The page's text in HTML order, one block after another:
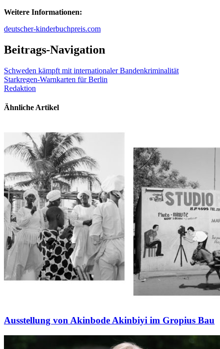
Weitere Informationen:
deutscher-kinderbuchpreis.com
Beitrags-Navigation
Schweden kämpft mit internationaler Bandenkriminalität
Starkregen-Warnkarten für Berlin
Redaktion
Ähnliche Artikel
Ausstellung von Akinbode Akinbiyi im Gropius Bau